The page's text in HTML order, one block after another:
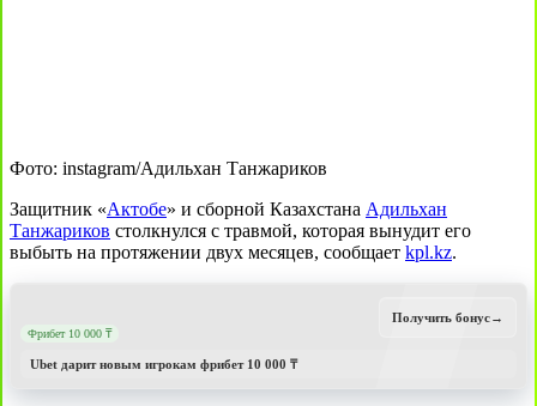
Фото: instagram/Адильхан Танжариков
Защитник «Актобе» и сборной Казахстана Адильхан
Танжариков столкнулся с травмой, которая вынудит его
выбыть на протяжении двух месяцев, сообщает kpl.kz.
Фрибет 10 000 ₸
Ubet дарит новым игрокам фрибет 10 000 ₸
Получить бонус→